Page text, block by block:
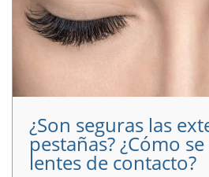
¿Son seguras las
pestañas? ¿Cómo
lentes de contacto?